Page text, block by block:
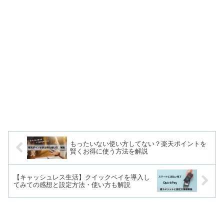
もったいない使い方してない？楽天ポイントを
賢くお得に使う方法を解説
【キャッシュレス生活】クイックペイを導入し
てみての感想と設定方法・使い方も解説